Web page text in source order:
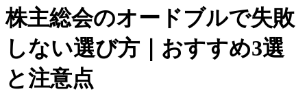
株主総会のオードブルで失敗
しない選び方｜おすすめ3選
と注意点